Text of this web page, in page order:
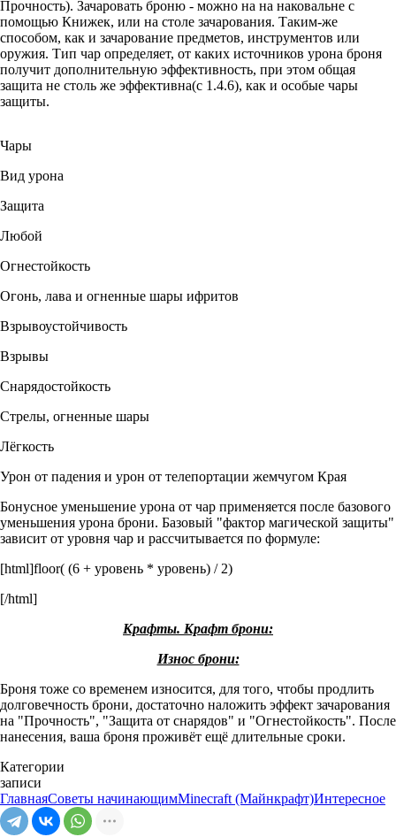
Прочность). Зачаровать броню - можно на на наковальне с
помощью Книжек, или на столе зачарования. Таким-же
способом, как и зачарование предметов, инструментов или
оружия. Тип чар определяет, от каких источников урона броня
получит дополнительную эффективность, при этом общая
защита не столь же эффективна(с 1.4.6), как и особые чары
защиты.
Чары
Вид урона
Защита
Любой
Огнестойкость
Огонь, лава и огненные шары ифритов
Взрывоустойчивость
Взрывы
Снарядостойкость
Стрелы, огненные шары
Лёгкость
Урон от падения и урон от телепортации жемчугом Края
Бонусное уменьшение урона от чар применяется после базового
уменьшения урона брони. Базовый "фактор магической защиты"
зависит от уровня чар и рассчитывается по формуле:
[html]floor( (6 + уровень * уровень) / 2)
[/html]
Крафты. Крафт брони:
Износ брони:
Броня тоже со временем износится, для того, чтобы продлить
долговечность брони, достаточно наложить эффект зачарования
на "Прочность", "Защита от снарядов" и "Огнестойкость". После
нанесения, ваша броня проживёт ещё длительные сроки.
Категории
записи
ГлавнаяСоветы начинающимMinecraft (Майнкрафт)Интересное